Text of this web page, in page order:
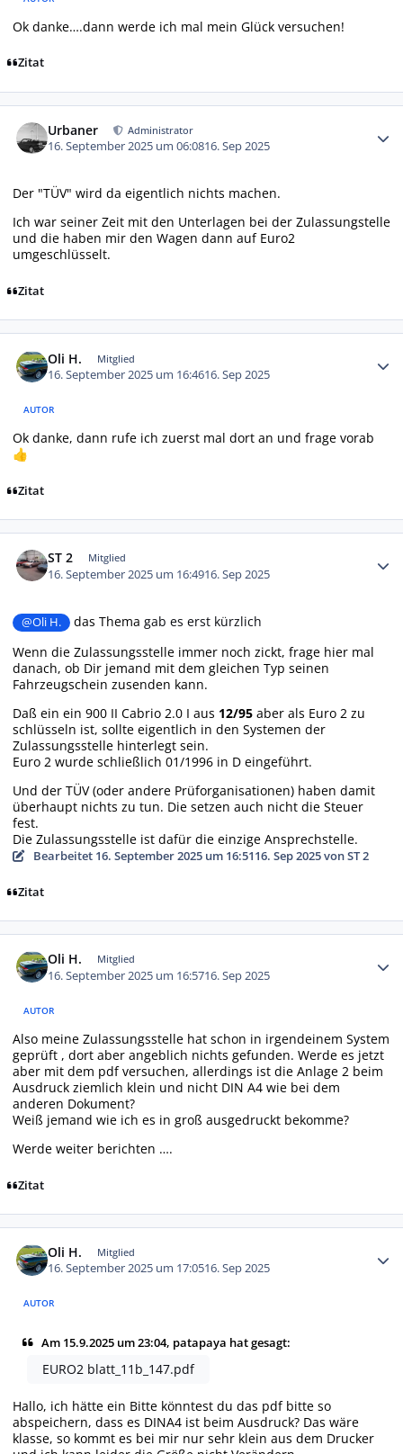
Ok danke….dann werde ich mal mein Glück versuchen!
Zitat
Urbaner Administrator
16. September 2025 um 06:0816. Sep 2025
Der "TÜV" wird da eigentlich nichts machen.
Ich war seiner Zeit mit den Unterlagen bei der Zulassungstelle
und die haben mir den Wagen dann auf Euro2
umgeschlüsselt.
Zitat
Oli H. Mitglied
16. September 2025 um 16:4616. Sep 2025
AUTOR
Ok danke, dann rufe ich zuerst mal dort an und frage vorab
👍
Zitat
ST 2 Mitglied
16. September 2025 um 16:4916. Sep 2025
@Oli H. das Themagab es erst kürzlich
Wenn die Zulassungsstelle immer noch zickt, frage hier mal
danach, ob Dir jemand mit dem gleichen Typ seinen
Fahrzeugschein zusenden kann.
Daß ein ein 900 II Cabrio 2.0 I aus 12/95 aber als Euro 2 zu
schlüsseln ist, sollte eigentlich in den Systemen der
Zulassungsstelle hinterlegt sein.
Euro 2 wurde schließlich 01/1996 in D eingeführt.
Und der TÜV (oder andere Prüforganisationen) haben damit
überhaupt nichts zu tun. Die setzen auch nicht die Steuer
fest.
Die Zulassungsstelle ist dafür die einzige Ansprechstelle.
Bearbeitet 16. September 2025 um 16:5116. Sep 2025von ST 2
Zitat
Oli H. Mitglied
16. September 2025 um 16:5716. Sep 2025
AUTOR
Also meine Zulassungsstelle hat schon in irgendeinem System
geprüft , dort aber angeblich nichts gefunden. Werde es jetzt
aber mit dem pdf versuchen, allerdings ist die Anlage 2 beim
Ausdruck ziemlich klein und nicht DIN A4 wie bei dem
anderen Dokument?
Weiß jemand wie ich es in groß ausgedruckt bekomme?
Werde weiter berichten ….
Zitat
Oli H. Mitglied
16. September 2025 um 17:0516. Sep 2025
AUTOR
Am 15.9.2025 um 23:04, patapaya hat gesagt:
EURO2 blatt_11b_147.pdf
Hallo, ich hätte ein Bitte könntest du das pdf bitte so
abspeichern, dass es DINA4 ist beim Ausdruck? Das wäre
klasse, so kommt es bei mir nur sehr klein aus dem Drucker